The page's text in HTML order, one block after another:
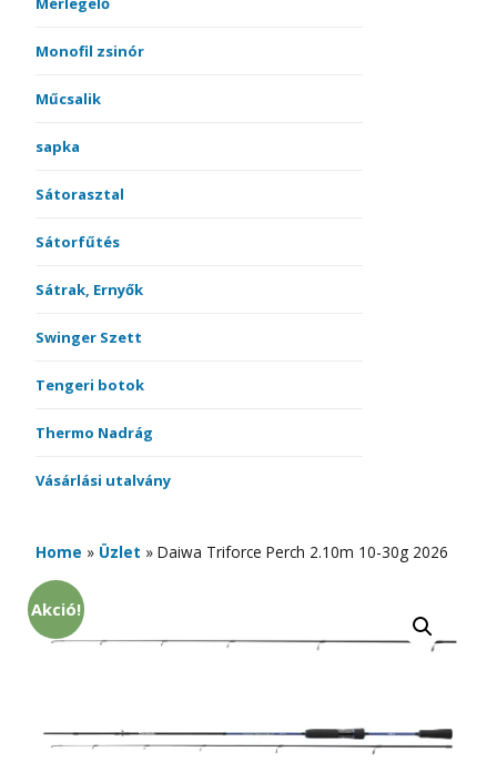
Monofil zsinór
Műcsalik
sapka
Sátorasztal
Sátorfűtés
Sátrak, Ernyők
Swinger Szett
Tengeri botok
Thermo Nadrág
Vásárlási utalvány
Home » Üzlet » Daiwa Triforce Perch 2.10m 10-30g 2026
Akció!